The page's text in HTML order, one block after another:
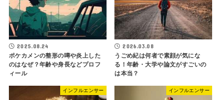
2025.08.24
ポケカメンの整形の噂や炎上した
のはなぜ？年齢や身長などプロフ
ィール
2026.03.08
うごめ紀は何者で素顔が気にな
る！年齢・大学や論文がすごいの
は本当？
インフルエンサー インフルエンサー